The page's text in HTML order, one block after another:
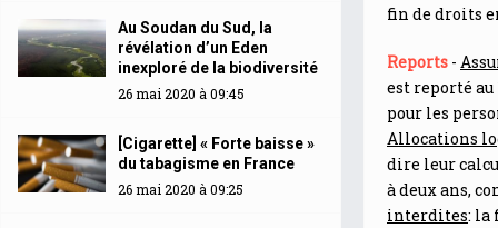
fin de droits
Reports -
est reporté
pour les
Allocations
dire leur
à deux ans,
interdites: la
Au Soudan du Sud, la
révélation d’un Eden
inexploré de la biodiversité
26 mai 2020 à 09:45
[Cigarette] « Forte baisse »
du tabagisme en France
26 mai 2020 à 09:25